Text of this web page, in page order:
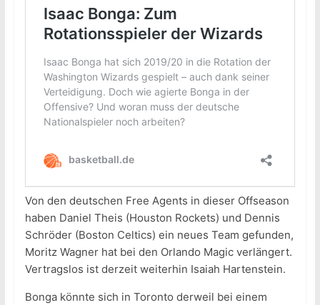
Von den deutschen Free Agents in dieser Offseason
haben Daniel Theis (Houston Rockets) und Dennis
Schröder (Boston Celtics) ein neues Team gefunden,
Moritz Wagner hat bei den Orlando Magic verlängert.
Vertragslos ist derzeit weiterhin Isaiah Hartenstein.
Bonga könnte sich in Toronto derweil bei einem